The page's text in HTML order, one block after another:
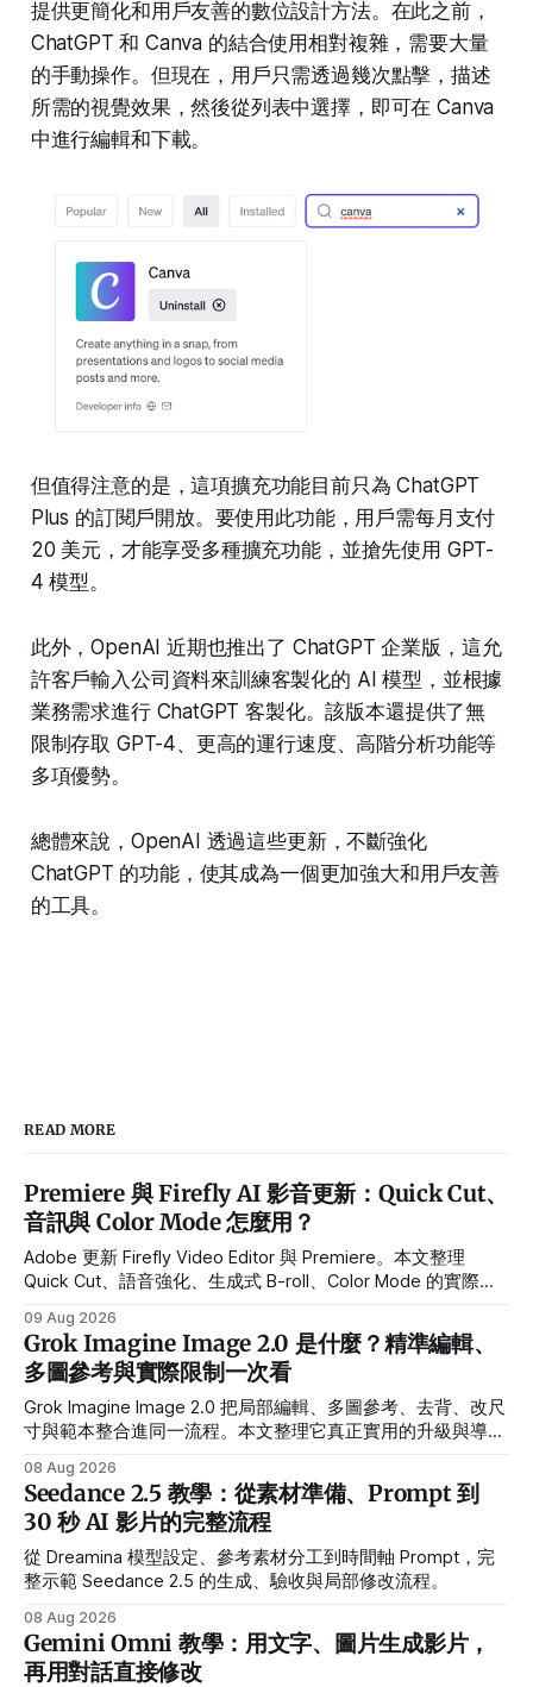
提供更簡化和用戶友善的數位設計方法。在此之前，
ChatGPT 和 Canva 的結合使用相對複雜，需要大量
的手動操作。但現在，用戶只需透過幾次點擊，描述
所需的視覺效果，然後從列表中選擇，即可在 Canva
中進行編輯和下載。
但值得注意的是，這項擴充功能目前只為 ChatGPT
Plus 的訂閱戶開放。要使用此功能，用戶需每月支付
20 美元，才能享受多種擴充功能，並搶先使用 GPT-
4 模型。
此外，OpenAI 近期也推出了 ChatGPT 企業版，這允
許客戶輸入公司資料來訓練客製化的 AI 模型，並根據
業務需求進行 ChatGPT 客製化。該版本還提供了無
限制存取 GPT-4、更高的運行速度、高階分析功能等
多項優勢。
總體來說，OpenAI 透過這些更新，不斷強化
ChatGPT 的功能，使其成為一個更加強大和用戶友善
的工具。
READ MORE
Premiere 與 Firefly AI 影音更新：Quick Cut、
音訊與 Color Mode 怎麼用？
Adobe 更新 Firefly Video Editor 與 Premiere。本文整理
Quick Cut、語音強化、生成式 B-roll、Color Mode 的實際用
09 Aug 2026
Grok Imagine Image 2.0 是什麼？精準編輯、
多圖參考與實際限制一次看
Grok Imagine Image 2.0 把局部編輯、多圖參考、去背、改尺
寸與範本整合進同一流程。本文整理它真正實用的升級與導入
08 Aug 2026
Seedance 2.5 教學：從素材準備、Prompt 到
30 秒 AI 影片的完整流程
從 Dreamina 模型設定、參考素材分工到時間軸 Prompt，完
整示範 Seedance 2.5 的生成、驗收與局部修改流程。
08 Aug 2026
Gemini Omni 教學：用文字、圖片生成影片，
再用對話直接修改